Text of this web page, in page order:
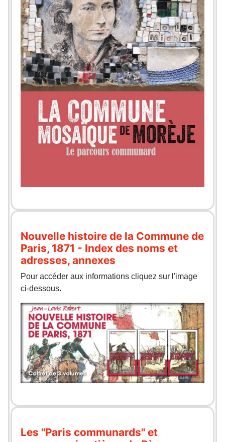
Nouvelle histoire de la Commune de
Paris, 1871 - Index des noms et
adresses, annexes
Pour accéder aux informations cliquez sur l'image
ci-dessous.
Les "Paris communards" et